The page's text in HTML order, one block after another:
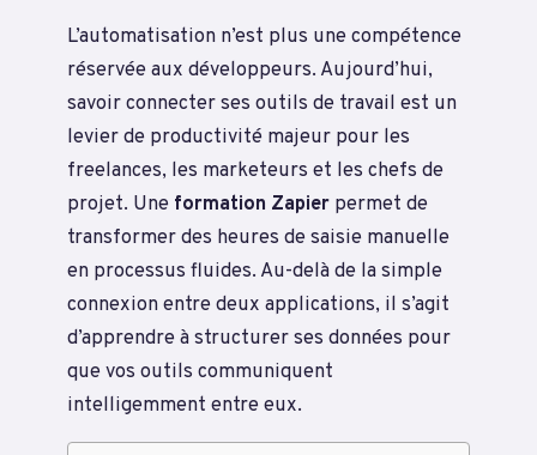
L’automatisation n’est plus une compétence
réservée aux développeurs. Aujourd’hui,
savoir connecter ses outils de travail est un
levier de productivité majeur pour les
freelances, les marketeurs et les chefs de
projet. Une formation Zapier permet de
transformer des heures de saisie manuelle
en processus fluides. Au-delà de la simple
connexion entre deux applications, il s’agit
d’apprendre à structurer ses données pour
que vos outils communiquent
intelligemment entre eux.